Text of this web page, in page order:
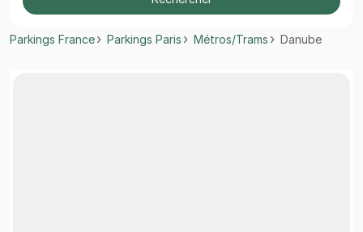
Parkings France Parkings Paris Métros/Trams Danube